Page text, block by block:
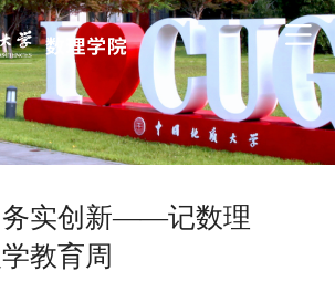
务实创新——记数理
教育周